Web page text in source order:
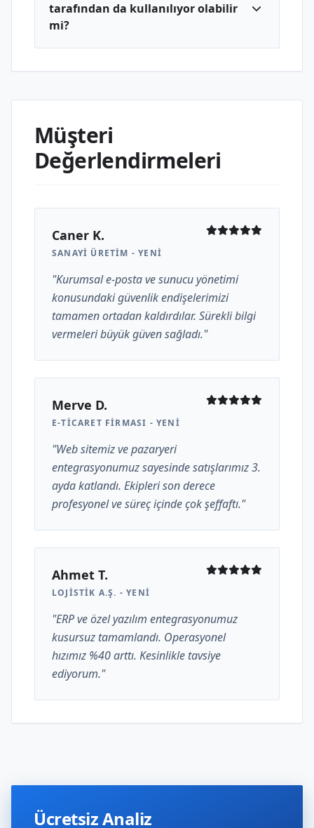
tarafından da kullanılıyor olabilir
mi?
Müşteri
Değerlendirmeleri
Caner K.
SANAYI ÜRETIM - YENI
"Kurumsal e-posta ve sunucu yönetimi
konusundaki güvenlik endişelerimizi
tamamen ortadan kaldırdılar. Sürekli bilgi
vermeleri büyük güven sağladı."
Merve D.
E-TICARET FIRMASI - YENI
"Web sitemiz ve pazaryeri
entegrasyonumuz sayesinde satışlarımız 3.
ayda katlandı. Ekipleri son derece
profesyonel ve süreç içinde çok şeffaftı."
Ahmet T.
LOJISTIK A.Ş. - YENI
"ERP ve özel yazılım entegrasyonumuz
kusursuz tamamlandı. Operasyonel
hızımız %40 arttı. Kesinlikle tavsiye
ediyorum."
Ücretsiz Analiz